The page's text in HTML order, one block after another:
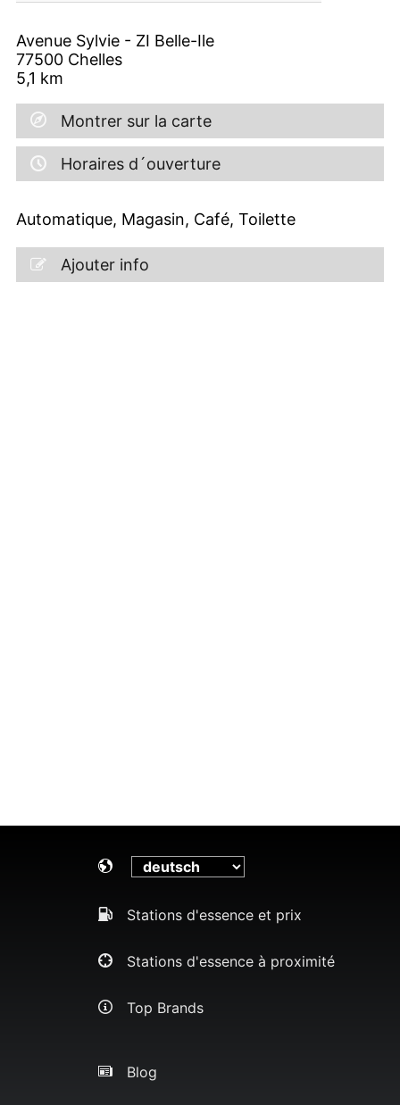
Avenue Sylvie - ZI Belle-Ile
77500 Chelles
5,1 km
Montrer sur la carte
Horaires d´ouverture
Automatique, Magasin, Café, Toilette
Ajouter info
Stations d'essence et prix
Stations d'essence à proximité
Top Brands
Blog